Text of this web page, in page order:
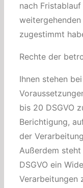
nach
zugestimmt
Rechte der
Ihnen stehen
bis 20 DSGVO
Berichtigung,
der
Außerdem steht
DSGVO ein
Verarbeitungen